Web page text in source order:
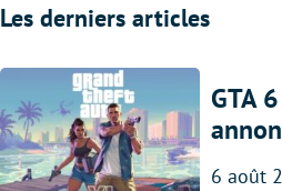
Les derniers articles
GTA
6 août